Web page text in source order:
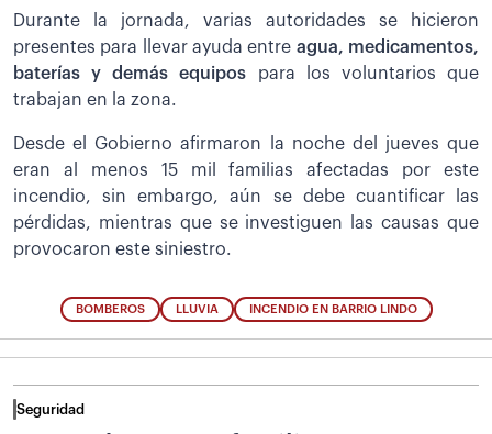
Durante la jornada, varias autoridades se hicieron
presentes para llevar ayuda entre agua, medicamentos,
baterías y demás equipos para los voluntarios que
trabajan en la zona.
Desde el Gobierno afirmaron la noche del jueves que
eran al menos 15 mil familias afectadas por este
incendio, sin embargo, aún se debe cuantificar las
pérdidas, mientras que se investiguen las causas que
provocaron este siniestro.
BOMBEROS LLUVIA INCENDIO EN BARRIO LINDO
Seguridad